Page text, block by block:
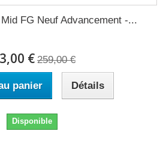
FG Neuf Advancement -...
€ 259,00 €
panier Détails
Disponible